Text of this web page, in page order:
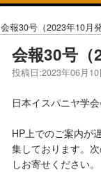
会報30号（2023年10月
会報30号（
投稿日:2023年06月10
日本イスパニヤ学
HP上でのご案内が
集しております。
しお寄せください。